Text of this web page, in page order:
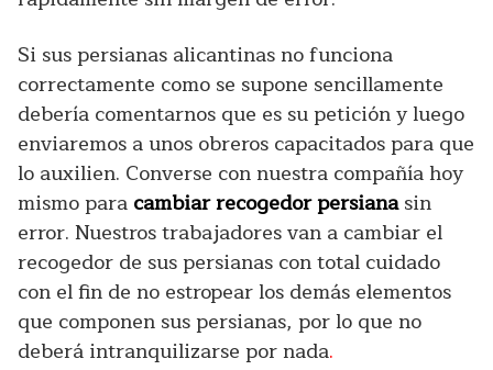
Si sus persianas alicantinas no funciona
correctamente como se supone sencillamente
debería comentarnos que es su petición y luego
enviaremos a unos obreros capacitados para que
lo auxilien. Converse con nuestra compañía hoy
mismo para cambiar recogedor persianasin
error. Nuestros trabajadores van a cambiar el
recogedor de sus persianas con total cuidado
con el fin de no estropear los demás elementos
que componen sus persianas, por lo que no
deberá intranquilizarse por nada.